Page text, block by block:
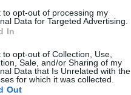
to opt-out of processing my
Data for Targeted Advertising.
In
to opt-out of Collection, Use,
Sale, and/or Sharing of my
Data that Is Unrelated with the
for which it was collected.
Out
(87)
Birkeland, Djerv 1919